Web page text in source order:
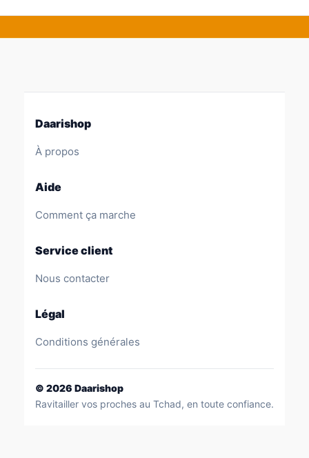
Daarishop
À propos
Aide
Comment ça marche
Service client
Nous contacter
Légal
Conditions générales
© 2026 Daarishop
Ravitailler vos proches au Tchad, en toute confiance.